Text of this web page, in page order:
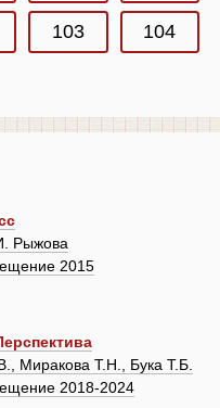
103 104
Рыжова
2015
Миракова Т.Н., Бука Т.Б.
2018-2024